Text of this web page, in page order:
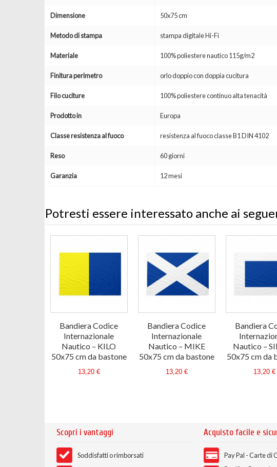
Dimensione 50x75 cm
Metodo di stampa stampa digitale Hi-Fi
Materiale 100% poliestere nautico 115g/m2
Finitura perimetro orlo doppio con doppia cucitura
Filo cuciture 100% poliestere continuo alta tenacità
Prodotto in Europa
Classe resistenza al fuoco resistenza al fuoco classe B1 DIN 4102
Reso 60 giorni
Garanzia 12 mesi
Potresti essere interessato anche ai
Bandiera Codice
Internazionale
Nautico – KILO
50x75 cm da bastone
13,20 €
Bandiera Codice
Internazionale
Nautico – MIKE
50x75 cm da bastone
13,20 €
Bandiera
Nautico –
50x75 cm da
13,20 €
Scopri i vantaggi
Soddisfatti o rimborsati
Acquisto facile e
Pay Pal - Carte di